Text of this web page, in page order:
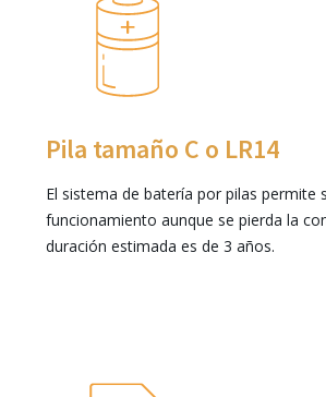
Pila tamaño C o LR14
El sistema de batería por pilas permite
funcionamiento aunque se pierda la
duración estimada es de 3 años.